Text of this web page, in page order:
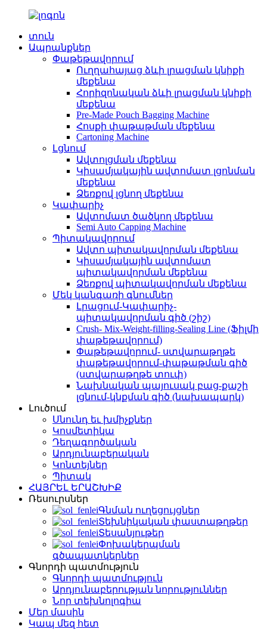
տուն
Ապրանքներ
Փաթեթավորում
Ուղղահայաց ձևի լրացման կնիքի
մեքենա
Հորիզոնական ձևի լրացման կնիքի
մեքենա
Pre-Made Pouch Bagging Machine
Հոսքի փաթաթման մեքենա
Cartoning Machine
Լցնում
Ավտոլցման մեքենա
Կիսամյակային ավտոմատ լցոնման
մեքենա
Ձեռքով լցնող մեքենա
Կափարիչ
Ավտոմատ ծածկող մեքենա
Semi Auto Capping Machine
Պիտակավորում
Ավտո պիտակավորման մեքենա
Կիսամյակային ավտոմատ
պիտակավորման մեքենա
Ձեռքով պիտակավորման մեքենա
Մեկ կանգառի գնումներ
Լրացում-Կափարիչ-
պիտակավորման գիծ (շիշ)
Crush- Mix-Weight-filling-Sealing Line (Ֆիլմի
փաթեթավորում)
Փաթեթավորում- ստվարաթղթե
փաթեթավորում-փաթաթման գիծ
(ստվարաթղթե տուփ)
Նախնական պայուսակ բաց-քաշի
լցնում-կնքման գիծ (նախապարկ)
Լուծում
Սնունդ եւ խմիչքներ
Կոսմետիկա
Դեղագործական
Արդյունաբերական
Կոնտեյներ
Պիտակ
ՀԱՅՐԵԼ ԵՐԱՇԽԻՔ
Ռեսուրսներ
Գնման ուղեցույցներ
Տեխնիկական փաստաթղթեր
Տեսանյութեր
Փոխակերպման
գծապատկերներ
Գնորդի պատմություն
Գնորդի պատմություն
Արդյունաբերության նորություններ
Նոր տեխնոլոգիա
Մեր մասին
Կապ մեզ հետ